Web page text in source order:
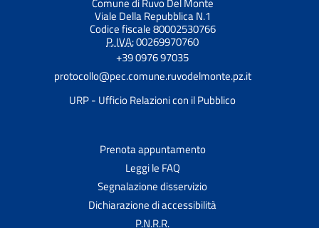
Viale Della Repubblica N.1
Codice fiscale 80002530766
P. IVA:00269970760
+39 0976 97035
protocollo@pec.comune.ruvodelmonte.pz.it
URP - Ufficio Relazioni con il Pubblico
Prenota appuntamento
Leggi le FAQ
Segnalazione disservizio
Dichiarazione di accessibilità
P.N.R.R.